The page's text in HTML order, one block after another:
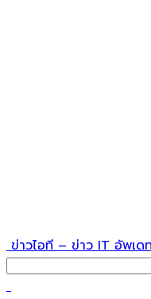
ข่าวไอที – ข่าว IT อัพเด